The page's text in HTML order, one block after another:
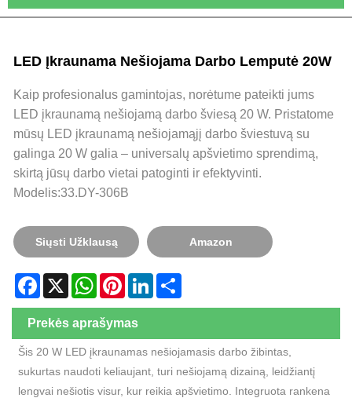
LED Įkraunama Nešiojama Darbo Lemputė 20W
Kaip profesionalus gamintojas, norėtume pateikti jums
LED įkraunamą nešiojamą darbo šviesą 20 W. Pristatome
mūsų LED įkraunamą nešiojamąjį darbo šviestuvą su
galinga 20 W galia – universalų apšvietimo sprendimą,
skirtą jūsų darbo vietai patoginti ir efektyvinti.
Modelis:33.DY-306B
Siųsti Užklausą Amazon
Facebook
X WhatsApp
PinterestLinkedIn
Prekės aprašymas
Šis 20 W LED įkraunamas nešiojamasis darbo žibintas,
sukurtas naudoti keliaujant, turi nešiojamą dizainą, leidžiantį
lengvai nešiotis visur, kur reikia apšvietimo. Integruota rankena